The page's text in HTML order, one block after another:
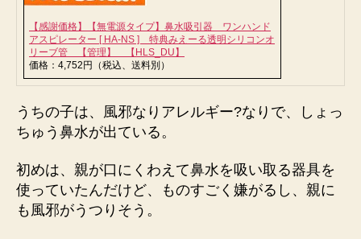
【感謝価格】【無電源タイプ】鼻水吸引器 ワンハンド
アスピレーター [ HA-NS ] 特典みえーる透明シリコンオ
リーブ管 【管理】 【HLS_DU】
価格：4,752円（税込、送料別）
うちの子は、風邪なりアレルギー?なりで、しょっ
ちゅう鼻水が出ている。
初めは、親が口にくわえて鼻水を吸い取る器具を
使っていたんだけど、ものすごく嫌がるし、親に
も風邪がうつりそう。